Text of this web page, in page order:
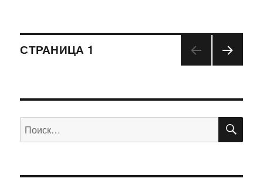
ещё
Навигация
записям
СТРАНИЦА 1
СТРА
НИЦ
Искать: